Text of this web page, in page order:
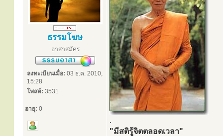
ธรรมโฆษ
อาสาสมัคร
ลงทะเบียนเมื่อ: 03 ธ.ค. 2010,
15:28
โพสต์: 3531
อายุ: 0
.
"มีสติรู้จิตตลอดเวลา"